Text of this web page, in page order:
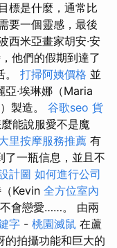
標是什麼，通常比
要一個靈感，最後
西米亞畫家胡安·安
他們的假期到達了
打掃阿姨價格 並
·埃琳娜（Maria
製造。 谷歌seo 貨
能說服愛不是魔
里按摩服務推薦 有
了一瓶信息，並且不
計圖 如何進行公司
Kevin 全方位室內
會戀愛……。 由兩
字 - 桃園滅鼠 在蘆
的拍攝功能和巨大的